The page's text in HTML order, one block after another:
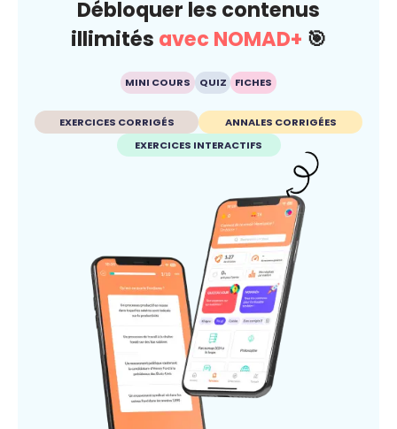
Débloquer les contenus
illimités avec NOMAD+ 🎯
MINI COURS QUIZ FICHES
EXERCICES CORRIGÉS
ANNALES CORRIGÉES
EXERCICES INTERACTIFS